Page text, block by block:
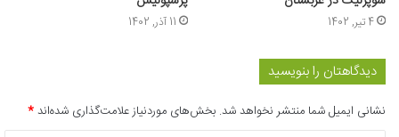
4 تیر, 1402 11 آذر, 1402
دیدگاهتان را بنویسید
نشانی ایمیل شما منتشر نخواهد شد. بخش‌های موردنیاز علامت‌گذاری شده‌اند*